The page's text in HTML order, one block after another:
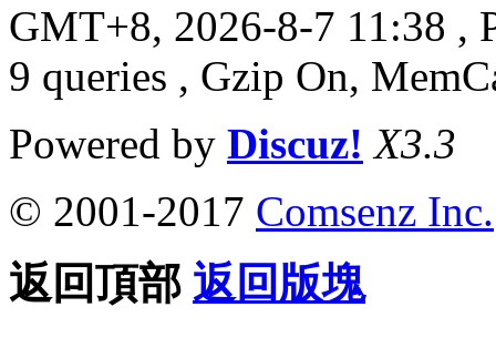
GMT+8, 2026-8-7 11:38 ,
9 queries , Gzip On,
Powered by Discuz! X3.3
© 2001-2017 Comsenz Inc.
返回頂部 返回版塊